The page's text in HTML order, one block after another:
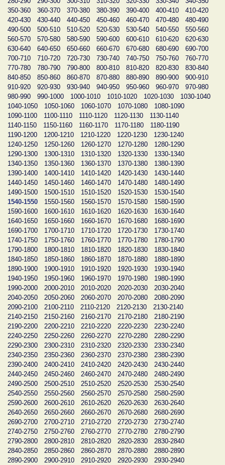
350-360
360-370 370-380 380-390 390-400 400-410
410-420
420-430
430-440 440-450 450-460 460-470 470-480
480-490
490-500
500-510 510-520 520-530 530-540 540-550
550-560
560-570
570-580 580-590 590-600 600-610 610-620
620-630
630-640
640-650 650-660 660-670 670-680 680-690
690-700
700-710
710-720 720-730 730-740 740-750 750-760
760-770
770-780
780-790 790-800 800-810 810-820 820-830
830-840
840-850
850-860 860-870 870-880 880-890 890-900
900-910
910-920
920-930 930-940 940-950 950-960 960-970
970-980
980-990
990-1000 1000-1010 1010-1020 1020-1030
1030-1040
1040-1050
1050-1060 1060-1070 1070-1080
1080-1090
1090-1100
1100-1110 1110-1120 1120-1130
1130-1140
1140-1150
1150-1160 1160-1170 1170-1180
1180-1190
1190-1200
1200-1210 1210-1220 1220-1230
1230-1240
1240-1250
1250-1260 1260-1270 1270-1280
1280-1290
1290-1300
1300-1310 1310-1320 1320-1330
1330-1340
1340-1350
1350-1360 1360-1370 1370-1380
1380-1390
1390-1400
1400-1410 1410-1420 1420-1430
1430-1440
1440-1450
1450-1460 1460-1470 1470-1480
1480-1490
1490-1500
1500-1510 1510-1520 1520-1530
1530-1540
1540-1550
1550-1560 1560-1570 1570-1580
1580-1590
1590-1600
1600-1610 1610-1620 1620-1630
1630-1640
1640-1650
1650-1660 1660-1670 1670-1680
1680-1690
1690-1700
1700-1710 1710-1720 1720-1730
1730-1740
1740-1750
1750-1760 1760-1770 1770-1780
1780-1790
1790-1800
1800-1810 1810-1820 1820-1830
1830-1840
1840-1850
1850-1860 1860-1870 1870-1880
1880-1890
1890-1900
1900-1910 1910-1920 1920-1930
1930-1940
1940-1950
1950-1960 1960-1970 1970-1980
1980-1990
1990-2000
2000-2010 2010-2020 2020-2030
2030-2040
2040-2050
2050-2060 2060-2070 2070-2080
2080-2090
2090-2100
2100-2110 2110-2120 2120-2130
2130-2140
2140-2150
2150-2160 2160-2170 2170-2180
2180-2190
2190-2200
2200-2210 2210-2220 2220-2230
2230-2240
2240-2250
2250-2260 2260-2270 2270-2280
2280-2290
2290-2300
2300-2310 2310-2320 2320-2330
2330-2340
2340-2350
2350-2360 2360-2370 2370-2380
2380-2390
2390-2400
2400-2410 2410-2420 2420-2430
2430-2440
2440-2450
2450-2460 2460-2470 2470-2480
2480-2490
2490-2500
2500-2510 2510-2520 2520-2530
2530-2540
2540-2550
2550-2560 2560-2570 2570-2580
2580-2590
2590-2600
2600-2610 2610-2620 2620-2630
2630-2640
2640-2650
2650-2660 2660-2670 2670-2680
2680-2690
2690-2700
2700-2710 2710-2720 2720-2730
2730-2740
2740-2750
2750-2760 2760-2770 2770-2780
2780-2790
2790-2800
2800-2810 2810-2820 2820-2830
2830-2840
2840-2850
2850-2860 2860-2870 2870-2880
2880-2890
2890-2900
2900-2910 2910-2920 2920-2930
2930-2940